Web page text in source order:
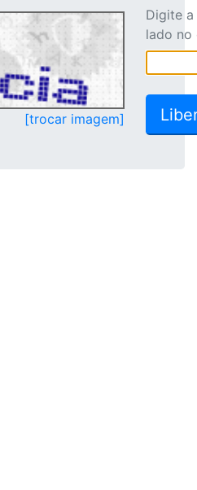
[trocar imagem]
Digite
lado no